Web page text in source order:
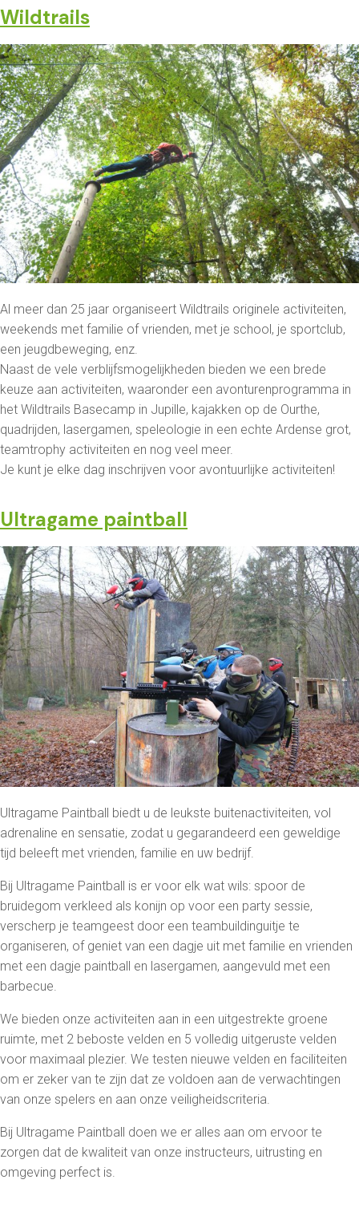
Wildtrails
Al meer dan 25 jaar organiseert Wildtrails originele activiteiten,
weekends met familie of vrienden, met je school, je sportclub,
een jeugdbeweging, enz.
Naast de vele verblijfsmogelijkheden bieden we een brede
keuze aan activiteiten, waaronder een avonturenprogramma in
het Wildtrails Basecamp in Jupille, kajakken op de Ourthe,
quadrijden, lasergamen, speleologie in een echte Ardense grot,
teamtrophy activiteiten en nog veel meer.
Je kunt je elke dag inschrijven voor avontuurlijke activiteiten!
Ultragame paintball
Ultragame Paintball biedt u de leukste buitenactiviteiten, vol
adrenaline en sensatie, zodat u gegarandeerd een geweldige
tijd beleeft met vrienden, familie en uw bedrijf.
Bij Ultragame Paintball is er voor elk wat wils: spoor de
bruidegom verkleed als konijn op voor een party sessie,
verscherp je teamgeest door een teambuildinguitje te
organiseren, of geniet van een dagje uit met familie en vrienden
met een dagje paintball en lasergamen, aangevuld met een
barbecue.
We bieden onze activiteiten aan in een uitgestrekte groene
ruimte, met 2 beboste velden en 5 volledig uitgeruste velden
voor maximaal plezier. We testen nieuwe velden en faciliteiten
om er zeker van te zijn dat ze voldoen aan de verwachtingen
van onze spelers en aan onze veiligheidscriteria.
Bij Ultragame Paintball doen we er alles aan om ervoor te
zorgen dat de kwaliteit van onze instructeurs, uitrusting en
omgeving perfect is.